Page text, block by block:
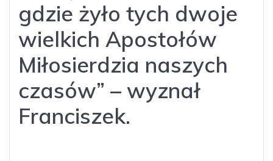
gdzie żyło tych dwoje
wielkich Apostołów
Miłosierdzia naszych
czasów” – wyznał
Franciszek.